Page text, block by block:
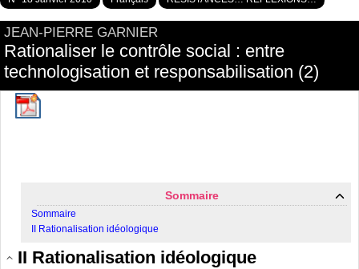
JEAN-PIERRE GARNIER
Rationaliser le contrôle social : entre
technologisation et responsabilisation (2)
Sommaire
Sommaire
II Rationalisation idéologique
II Rationalisation idéologique